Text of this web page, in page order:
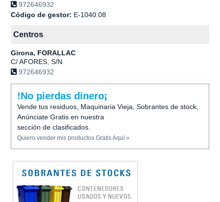
972646932
Código de gestor: E-1040.08
Centros
Girona, FORALLAC
C/ AFORES, S/N
972646932
!No pierdas dinero¡
Vende tus residuos, Maquinaria Vieja, Sobrantes de stock,
Anúnciate Gratis en nuestra
sección de clasificados.
Quiero vender mis productos Gratis Aquí »